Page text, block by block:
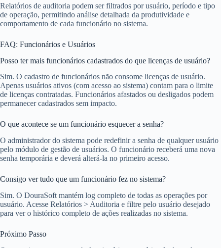
Relatórios de auditoria podem ser filtrados por usuário, período e tipo
de operação, permitindo análise detalhada da produtividade e
comportamento de cada funcionário no sistema.
FAQ: Funcionários e Usuários
Posso ter mais funcionários cadastrados do que licenças de usuário?
Sim. O cadastro de funcionários não consome licenças de usuário.
Apenas usuários ativos (com acesso ao sistema) contam para o limite
de licenças contratadas. Funcionários afastados ou desligados podem
permanecer cadastrados sem impacto.
O que acontece se um funcionário esquecer a senha?
O administrador do sistema pode redefinir a senha de qualquer usuário
pelo módulo de gestão de usuários. O funcionário receberá uma nova
senha temporária e deverá alterá-la no primeiro acesso.
Consigo ver tudo que um funcionário fez no sistema?
Sim. O DouraSoft mantém log completo de todas as operações por
usuário. Acesse Relatórios > Auditoria e filtre pelo usuário desejado
para ver o histórico completo de ações realizadas no sistema.
Próximo Passo